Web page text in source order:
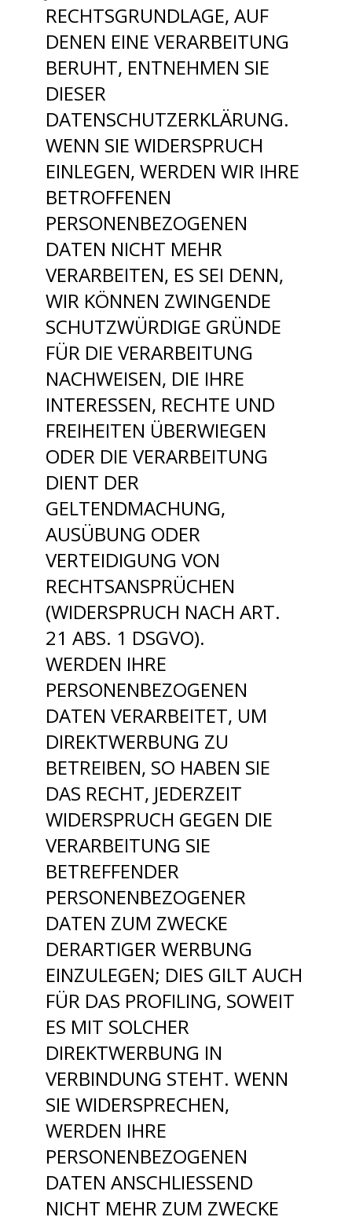
RECHTSGRUNDLAGE, AUF
DENEN EINE VERARBEITUNG
BERUHT, ENTNEHMEN SIE
DIESER
DATENSCHUTZERKLÄRUNG.
WENN SIE WIDERSPRUCH
EINLEGEN, WERDEN WIR IHRE
BETROFFENEN
PERSONENBEZOGENEN
DATEN NICHT MEHR
VERARBEITEN, ES SEI DENN,
WIR KÖNNEN ZWINGENDE
SCHUTZWÜRDIGE GRÜNDE
FÜR DIE VERARBEITUNG
NACHWEISEN, DIE IHRE
INTERESSEN, RECHTE UND
FREIHEITEN ÜBERWIEGEN
ODER DIE VERARBEITUNG
DIENT DER
GELTENDMACHUNG,
AUSÜBUNG ODER
VERTEIDIGUNG VON
RECHTSANSPRÜCHEN
(WIDERSPRUCH NACH ART.
21 ABS. 1 DSGVO).
WERDEN IHRE
PERSONENBEZOGENEN
DATEN VERARBEITET, UM
DIREKTWERBUNG ZU
BETREIBEN, SO HABEN SIE
DAS RECHT, JEDERZEIT
WIDERSPRUCH GEGEN DIE
VERARBEITUNG SIE
BETREFFENDER
PERSONENBEZOGENER
DATEN ZUM ZWECKE
DERARTIGER WERBUNG
EINZULEGEN; DIES GILT AUCH
FÜR DAS PROFILING, SOWEIT
ES MIT SOLCHER
DIREKTWERBUNG IN
VERBINDUNG STEHT. WENN
SIE WIDERSPRECHEN,
WERDEN IHRE
PERSONENBEZOGENEN
DATEN ANSCHLIESSEND
NICHT MEHR ZUM ZWECKE